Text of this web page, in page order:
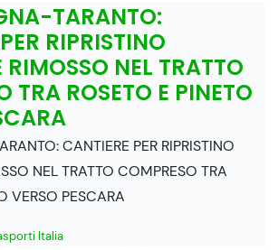
TARANTO:
RIPRISTINO
RIMOSSO NEL TRATTO
TRA ROSETO E PINETO
CANTIERE PER RIPRISTINO
NEL TRATTO COMPRESO TRA
VERSO PESCARA
Italia